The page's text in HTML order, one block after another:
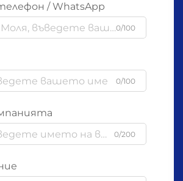
/ WhatsApp
0/100
0/100
0/200